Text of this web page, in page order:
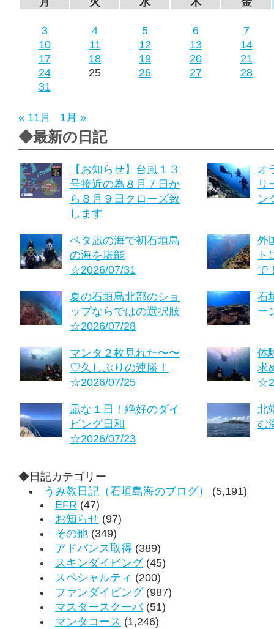
3 4 5 6
7
10
11 12 13
14
17
18 19 20
21
24
25 26 27
28
31
« 11月 1月 »
◆最新の日記
【お知らせ】台風１３
号接近の為８月７日か
ら８月９日クローズ致
します
オ
リ
ン
ベタ凪の海で初石垣島
の海を堪能
☆2026/07/31
外
ト
で
夏の石垣島北部のショ
ップならではの選択肢
☆2026/07/28
石
ー
マンタ２枚見れた〜〜
♡久しぶりの連勝！
☆2026/07/25
体
求
凪な１日！絶好のダイ
ビング日和
☆2026/07/23
北
む
◆日記カテゴリー
うみ教日記（石垣島海のブログ）
(5,191)
EFR (47)
お知らせ (97)
その他 (349)
アドバンス取得 (389)
スキンダイビング(45)
スペシャルティ (200)
ファンダイビング(987)
マスタースクーバ(51)
マンタコース (1,246)